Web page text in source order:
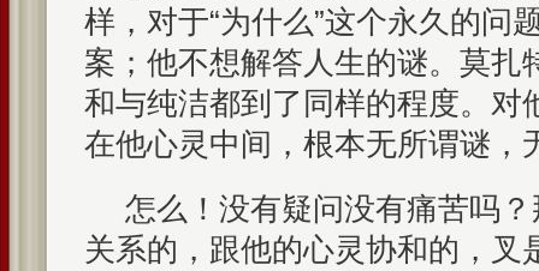
样，对于“为什么”这个永久的问
案；他不想解答人生的谜。莫扎
和与纯洁都到了同样的程度。对
在他心灵中间，根本无所谓谜，
怎么！没有疑问没有痛苦吗
关系的，跟他的心灵协和的，叉